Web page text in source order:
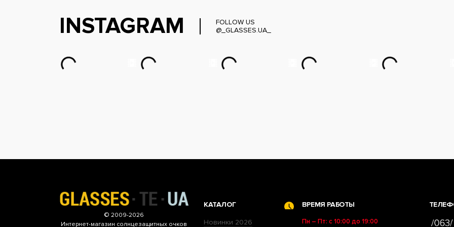
INSTAGRAM
FOLLOW US
@_GLASSES.UA_
© 2009-2026
Интернет-магазин солнцезащитных очков
КАТАЛОГ
Новинки 2026
ВРЕМЯ РАБОТЫ
Пн – Пт: с 10:00 до 19:00